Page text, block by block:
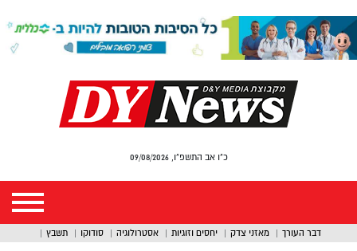
כ"ו אב התשפ"ו, 09/08/2026
דבר העורך מאזני צדק יחסים וזוגיות אסטרולוגיה סודוקו תשבץ